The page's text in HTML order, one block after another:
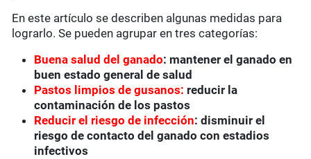
En este artículo se describen algunas medidas para
lograrlo. Se pueden agrupar en tres categorías:
Buena salud del ganado: mantener el ganado en
buen estado general de salud
Pastos limpios de gusanos: reducir la
contaminación de los pastos
Reducir el riesgo de infección: disminuir el
riesgo de contacto del ganado con estadios
infectivos